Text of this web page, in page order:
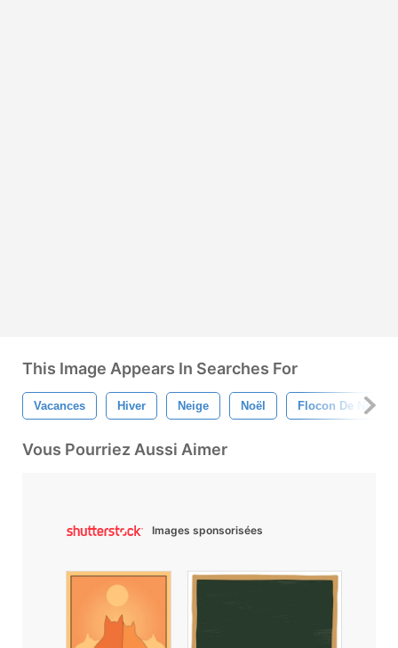
This Image Appears In Searches For
Vacances Hiver Neige Noël Flocon De Neige
Vous Pourriez Aussi Aimer
Images sponsorisées